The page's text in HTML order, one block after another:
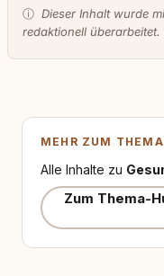
ⓘ Dieser Inhalt wurde
redaktionell
MEHR ZUM THEMA
Alle Inhalte zu
Zum Thema-